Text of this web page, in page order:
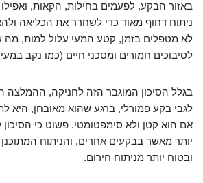
באזור הבקע, לפעמים בחילות, הקאות,
ניתוח דחוף מאוד כדי לשחרר את הכליאה
לא מטפלים בזמן, קטע המעי עלול למות, מה
לסיבוכים חמורים ומסכני חיים (כמו נקב
בגלל הסיכון המוגבר הזה לחניקה, ההמלצה
לגבי בקע פמורלי, ברגע שהוא מאובחן, היא
אם הוא קטן ולא סימפטומטי. פשוט כי הסיכון
יותר מאשר בבקעים אחרים, והניתוח
ובטוח יותר מניתוח חירום.